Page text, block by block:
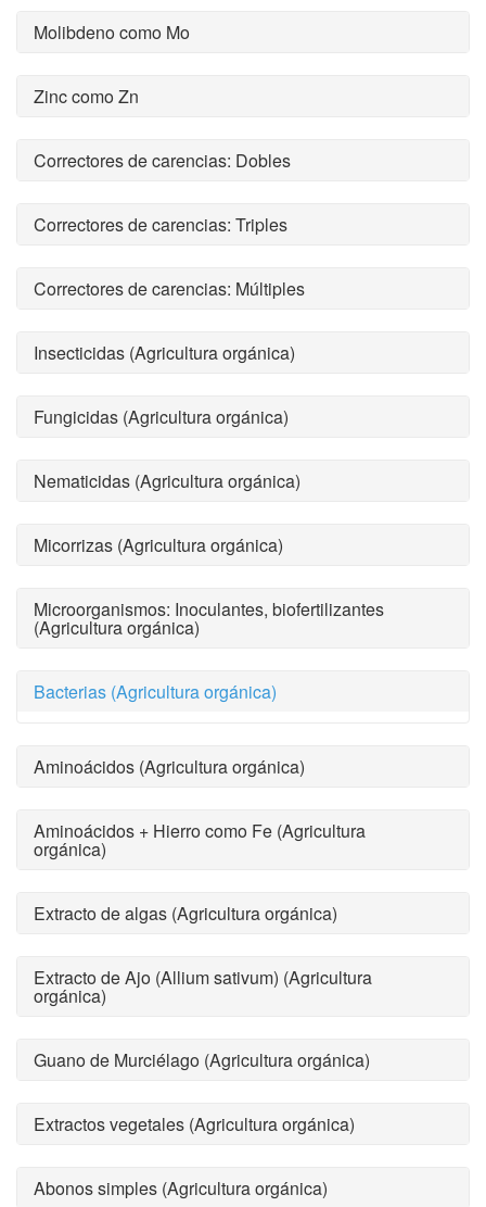
Molibdeno como Mo
Zinc como Zn
Correctores de carencias: Dobles
Correctores de carencias: Triples
Correctores de carencias: Múltiples
Insecticidas (Agricultura orgánica)
Fungicidas (Agricultura orgánica)
Nematicidas (Agricultura orgánica)
Micorrizas (Agricultura orgánica)
Microorganismos: Inoculantes, biofertilizantes
(Agricultura orgánica)
Bacterias (Agricultura orgánica)
Aminoácidos (Agricultura orgánica)
Aminoácidos + Hierro como Fe (Agricultura
orgánica)
Extracto de algas (Agricultura orgánica)
Extracto de Ajo (Allium sativum) (Agricultura
orgánica)
Guano de Murciélago (Agricultura orgánica)
Extractos vegetales (Agricultura orgánica)
Abonos simples (Agricultura orgánica)